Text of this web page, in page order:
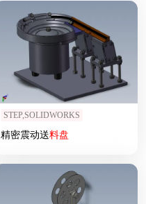
STEP,SOLIDWORKS
精密震动送料盘